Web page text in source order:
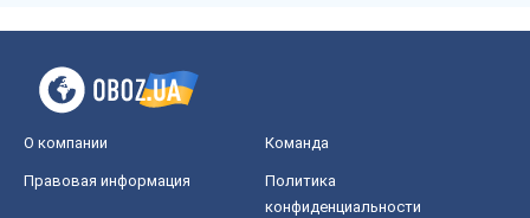
О компании Команда
Правовая информация
Политика
конфиденциальности